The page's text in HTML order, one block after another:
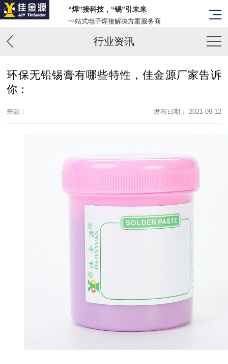
“焊”接科技，“锡”引未来
一站式电子焊接解决方案服务商
行业资讯
环保无铅锡膏有哪些特性，佳金源厂家告诉
你：
来源： 发布日期： 2021-09-12